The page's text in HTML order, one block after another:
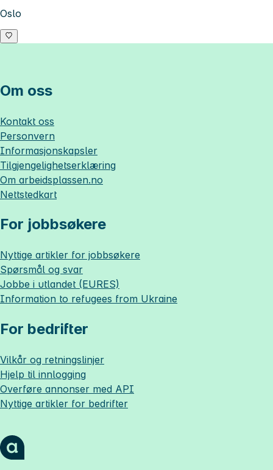
Oslo
Om oss
Kontakt oss
Personvern
Informasjonskapsler
Tilgjengelighetserklæring
Om arbeidsplassen.no
Nettstedkart
For jobbsøkere
Nyttige artikler for jobbsøkere
Spørsmål og svar
Jobbe i utlandet (EURES)
Information to refugees from Ukraine
For bedrifter
Vilkår og retningslinjer
Hjelp til innlogging
Overføre annonser med API
Nyttige artikler for bedrifter